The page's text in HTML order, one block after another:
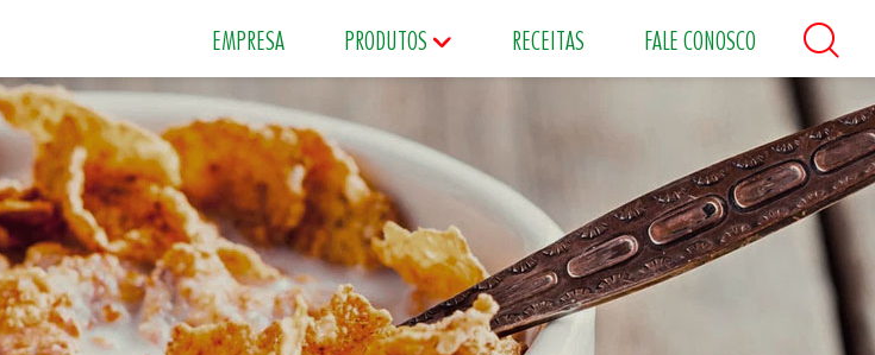
EMPRESA PRODUTOS
Especiarias Grãos e Farináceos Maioneses Matinais
RECEITAS FALE CONOSCO